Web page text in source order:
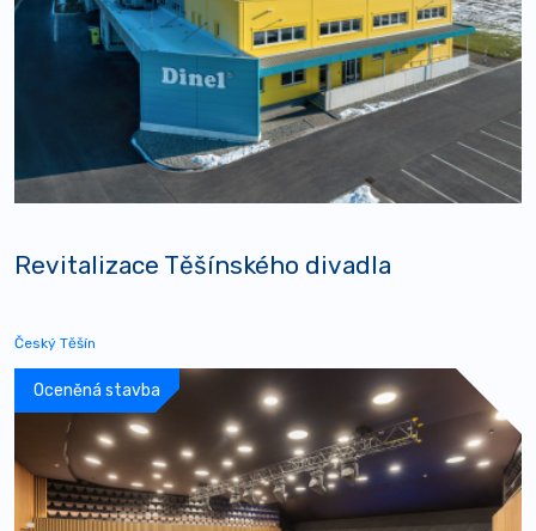
Revitalizace Těšínského divadla
Český Těšín
Oceněná stavba